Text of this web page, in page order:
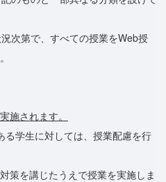
次第で、すべての授業をWeb授
施されます。
学⽣に対しては、授業配慮を⾏
策を講じたうえで授業を実施しま